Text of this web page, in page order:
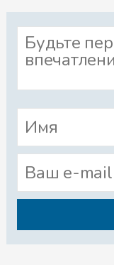
Но в
хлопьев
- Просто
вздохнула
ноги.
-